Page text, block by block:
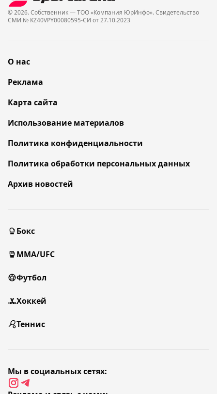
© 2026. Собственник — ТОО «Компания ЮрИнфо». Cвидетельство
СМИ № KZ40VPY00080595-СИ от 27.10.2023
О нас
Реклама
Карта сайта
Использование материалов
Политика конфиденциальности
Политика обработки персональных данных
Архив новостей
Бокс
MMA/UFC
Футбол
Хоккей
Теннис
Мы в социальных сетях: